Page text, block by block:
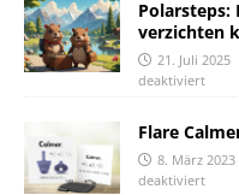
Polarsteps:
verzichten
21. Juli 2025
deaktiviert
Flare
8. März 2023
deaktiviert